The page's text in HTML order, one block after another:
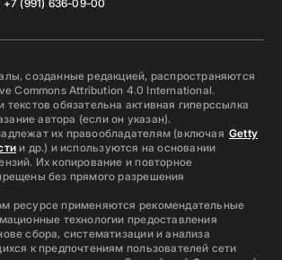
+7 (991) 636-09-00
созданные редакцией, распространяются
Commons Attribution 4.0 International.
текстов обязательна активная гиперссылка
автора (если он указан).
их правообладателям (включая Getty
и др.) и используются на основании
Их копирование и повторное
без прямого разрешения
ресурсе применяются рекомендательные
технологии предоставления
сбора, систематизации и анализа
к предпочтениям пользователей сети